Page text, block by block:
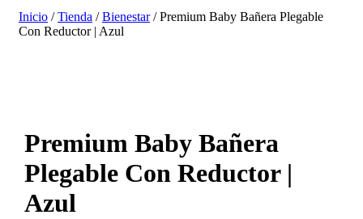
Inicio /Tienda /Bienestar/ Premium Baby Bañera Plegable
Con Reductor | Azul
Premium Baby Bañera
Plegable Con Reductor |
Azul